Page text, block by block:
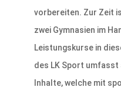
vorbereiten. Zur Zeit
zwei Gymnasien im
Leistungskurse in
des LK Sport
Inhalte, welche mit